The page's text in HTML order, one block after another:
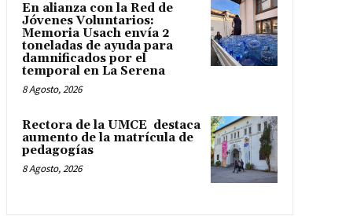
En alianza con la Red de
Jóvenes Voluntarios:
Memoria Usach envía 2
toneladas de ayuda para
damnificados por el
temporal en La Serena
8 Agosto, 2026
Rectora de la UMCE destaca
aumento de la matrícula de
pedagogías
8 Agosto, 2026